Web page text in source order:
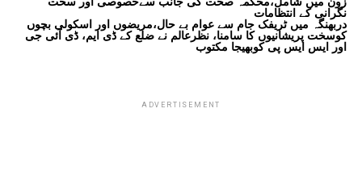
نگرانی کے انتظامات
دربھنگہ میں ٹریفک جام سے عوام بے حال،مریضوں اور اسکولی بچوں
کوسخت پریشانیوں کا سامنا، نظرعالم نے ضلع کے ڈی ایم، ڈی آئی جی
اور ایس ایس پی کوبھیجا مکتوب
ADVERTISEMENT